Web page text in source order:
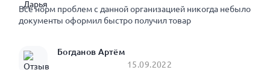
Все норм проблем с данной организацией никогда небыло
документы оформил быстро получил товар
Богданов Артём
15.09.2022